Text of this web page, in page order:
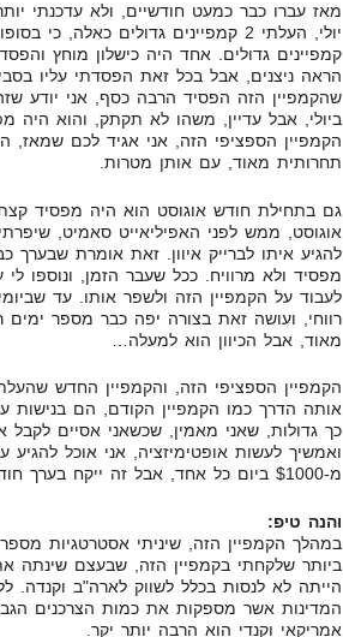
מאז עברו כבר כמעט חודשיים, ולא עדכנתי
קמפיינים גדולים. אחד היה כישלון מוחץ
שהקמפיין הזה הפסיד הרבה כסף, אני יודע
ביולי, אבל עדיין, משהו לא תקתק, והוא היה
הקמפיין הספציפי הזה, אני אגיד לכם שמאז,
תחרותית מאוד, עם אותן מטרות.
גם בתחילת חודש אוגוסט הוא היה מפסיד
אוגוסט, ממש לפני האפיליאייט סאמיט,
מפסיד ולא מרוויח. ככל שעבר הזמן, ונוספו
לעבוד על הקמפיין הזה ולשפר אותו. עד
מאוד, אבל הכיוון הוא למעלה…
הקמפיין הספציפי הזה, והקמפיין החדש
אותה הדרך כמו הקמפיין הקודם, הם בנישות
כך גדולות, שאני מאמין, שכשאני אסיים
ואמשיך לעשות אופטימיזציה, אני אוכל להגיע
מ-$1000 ביום כל אחד, אבל זה ייקח בערך חודש-חודשיים.
והנה טיפ:
במהלך הקמפיין הזה, שיניתי אסטרטגיות
ביותר שלקחתי בקמפיין הזה, שבעצם שינתה
הייתה לא לנסות בכלל לשווק לארה"ב וקנדה.
המדינות אשר מספקות את כמות הצרכנים
אמריקאי וקנדי הוא הרבה יותר יקר.